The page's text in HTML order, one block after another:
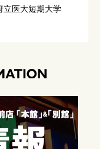
立医大短期大学